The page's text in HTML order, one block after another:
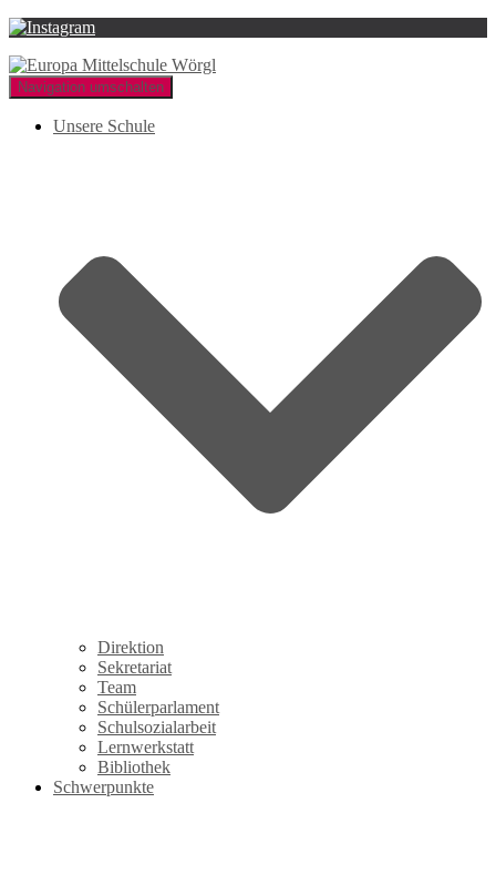
Navigation umschalten
Unsere Schule
Direktion
Sekretariat
Team
Schülerparlament
Schulsozialarbeit
Lernwerkstatt
Bibliothek
Schwerpunkte